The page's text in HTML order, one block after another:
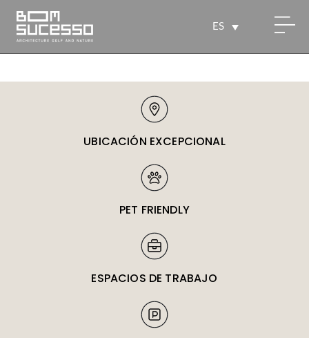
ES
UBICACIÓN EXCEPCIONAL
PET FRIENDLY
ESPACIOS DE TRABAJO